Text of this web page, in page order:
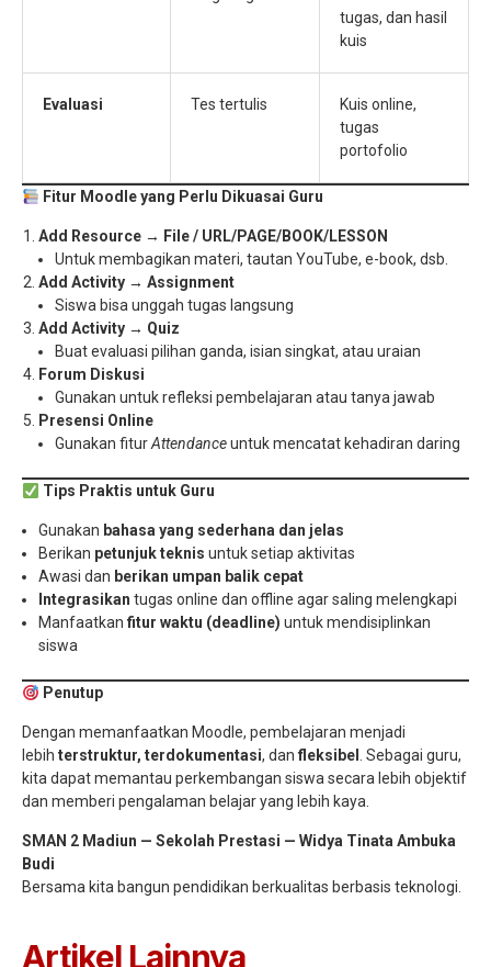
tugas, dan hasil
kuis
Evaluasi Tes tertulis
Kuis online,
tugas
portofolio
Fitur Moodle yang Perlu Dikuasai Guru
Add Resource → File / URL/PAGE/BOOK/LESSON
Untuk membagikan materi, tautan YouTube, e-book, dsb.
Add Activity → Assignment
Siswa bisa unggah tugas langsung
Add Activity → Quiz
Buat evaluasi pilihan ganda, isian singkat, atau uraian
Forum Diskusi
Gunakan untuk refleksi pembelajaran atau tanya jawab
Presensi Online
Gunakan fiturAttendanceuntuk mencatat kehadiran daring
Tips Praktis untuk Guru
Gunakan bahasa yang sederhana dan jelas
Berikan petunjuk teknis untuk setiap aktivitas
Awasi dan berikan umpan balik cepat
Integrasikan tugas online dan offline agar saling melengkapi
Manfaatkan fitur waktu (deadline) untuk mendisiplinkan
siswa
Penutup
Dengan memanfaatkan Moodle, pembelajaran menjadi
lebih terstruktur, terdokumentasi, dan fleksibel . Sebagai guru,
kita dapat memantau perkembangan siswa secara lebih objektif
dan memberi pengalaman belajar yang lebih kaya.
SMAN 2 Madiun — Sekolah Prestasi — Widya Tinata Ambuka
Budi
Bersama kita bangun pendidikan berkualitas berbasis teknologi.
Artikel Lainnya